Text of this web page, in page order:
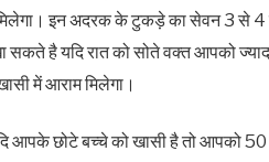
इन अदरक के टुकड़े का सेवन 3 से 4
सकते है यदि रात को सोते वक्त आपको
में आराम मिलेगा।
आपके छोटे बच्चे को खासी है तो आपको